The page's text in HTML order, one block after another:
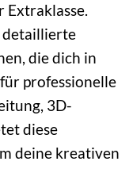
Extraklasse.
detaillierte
die dich in
professionelle
3D-
diese
deine kreativen